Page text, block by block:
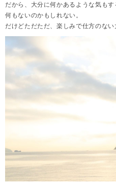
だから、大分に何かあるような気もす
何もないのかもしれない。
だけどただただ、楽しみで仕方のない